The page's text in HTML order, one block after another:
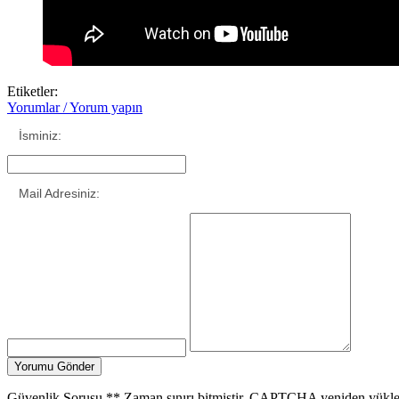
Etiketler:
Yorumlar / Yorum yapın
İsminiz:
Mail Adresiniz: